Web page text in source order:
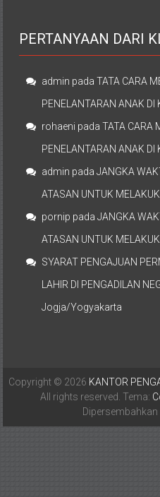
PERTANYAAN DARI
admin padaTATA CARA
PENELANTARAN ANAK DI
rohaeni padaTATA CARA
PENELANTARAN ANAK DI
admin padaJANGKA
ATASAN UNTUK
pornip padaJANGKA
ATASAN UNTUK
SYARAT PENGAJUAN
LAHIR DI PENGADILAN
Jogja/Yogyakarta
Copyright © 2026 KANTOR
All rights reserved. Tema:
Dipersembahkan